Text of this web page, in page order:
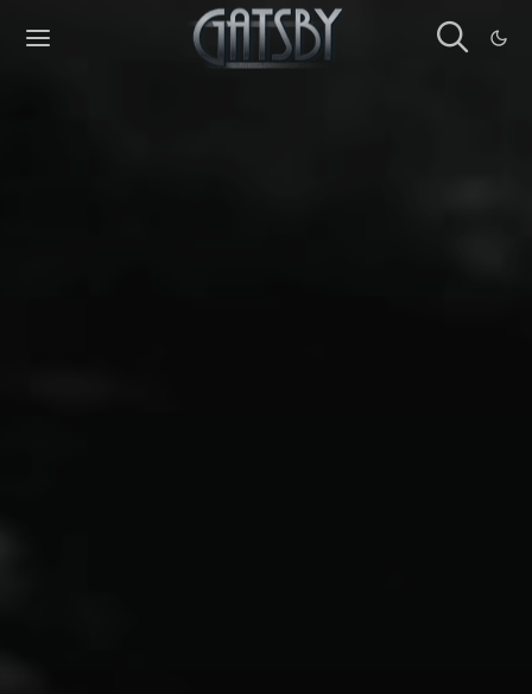
Cookies management panel